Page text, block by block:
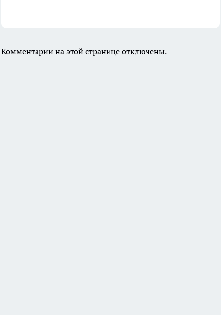
Комментарии на этой странице отключены.